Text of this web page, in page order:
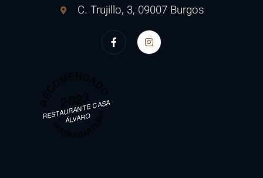
C. Trujillo, 3, 09007 Burgos​
2023
RESTAURANTE CASA
ÁLVARO
RESTAURANT GURU